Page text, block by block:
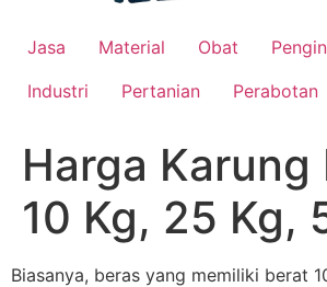
Jasa Material Obat
Industri
Pertanian Perabotan
Harga Karung
10 Kg, 25 Kg,
Biasanya, beras yang memiliki berat